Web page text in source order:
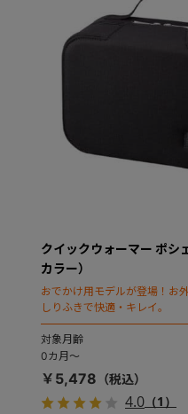
クイックウォーマー ポシ
カラー）
おでかけ用モデルが登場！お
しりふきで快適・キレイ。
対象月齢
0カ月～
￥5,478
4.0 （1）